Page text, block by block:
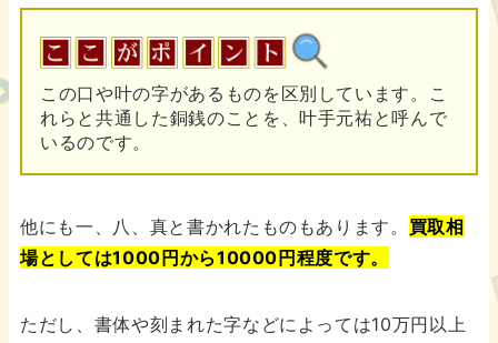
この口や叶の字があるものを区別しています。こ
れらと共通した銅銭のことを、叶手元祐と呼んで
いるのです。
他にも一、八、真と書かれたものもあります。 買取相
場としては1000円から10000円程度です。
ただし、書体や刻まれた字などによっては10万円以上